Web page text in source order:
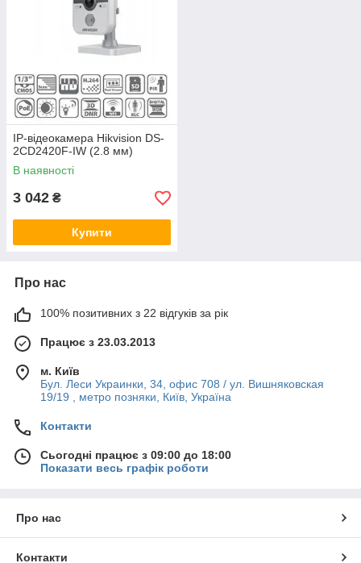
IP-відеокамера Hikvision DS-
2CD2420F-IW (2.8 мм)
В наявності
3 042 ₴
Купити
Про нас
100% позитивних з 22 відгуків за рік
Працює з 23.03.2013
м. Київ
Бул. Леси Украинки, 34, офис 708 / ул. Вишняковская
19/19 , метро позняки, Київ, Україна
Контакти
Сьогодні працює з 09:00 до 18:00
Показати весь графік роботи
Про нас
Контакти